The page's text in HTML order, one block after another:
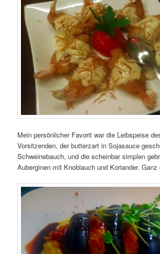
Mein persönlicher Favorit war die Leibspeise
Vorsitzenden, der butterzart in Sojasauce
Schweinebauch, und die scheinbar simplen
Auberginen mit Knoblauch und Koriander.